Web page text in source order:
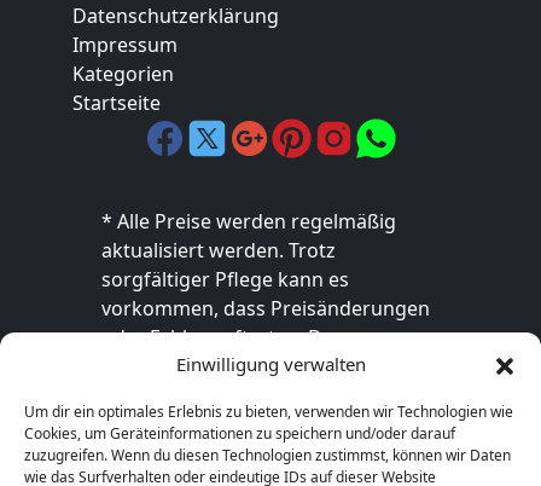
Einwilligung verwalten
Um dir ein optimales Erlebnis zu bieten, verwenden wir Technologien wie
Cookies, um Geräteinformationen zu speichern und/oder darauf
zuzugreifen. Wenn du diesen Technologien zustimmst, können wir Daten
wie das Surfverhalten oder eindeutige IDs auf dieser Website
Datenschutzerklärung
Impressum
Kategorien
Startseite
* Alle Preise werden regelmäßig
aktualisiert werden. Trotz
sorgfältiger Pflege kann es
vorkommen, dass Preisänderungen
oder Fehler auftreten. Der
endgültige Preis sowie die
ausschließlich im jeweiligen Online-
Shop des Anbieters verbindlich. Bitte